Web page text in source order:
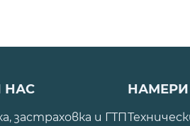
НАС
застраховка и ГТП